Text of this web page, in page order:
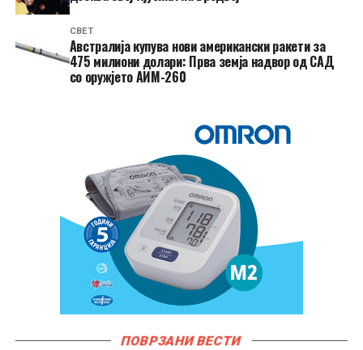
СВЕТ
Австралија купува нови американски ракети за
475 милиони долари: Прва земја надвор од САД
со оружјето АИМ-260
ПОВРЗАНИ ВЕСТИ